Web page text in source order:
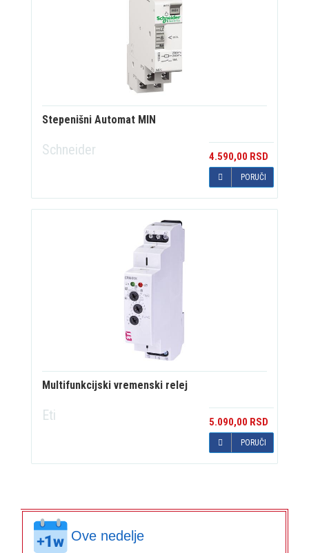
Stepenišni Automat MIN
Schneider 4.590,00 RSD
PORUČI
Multifunkcijski vremenski relej
Eti 5.090,00 RSD
PORUČI
Ove nedelje